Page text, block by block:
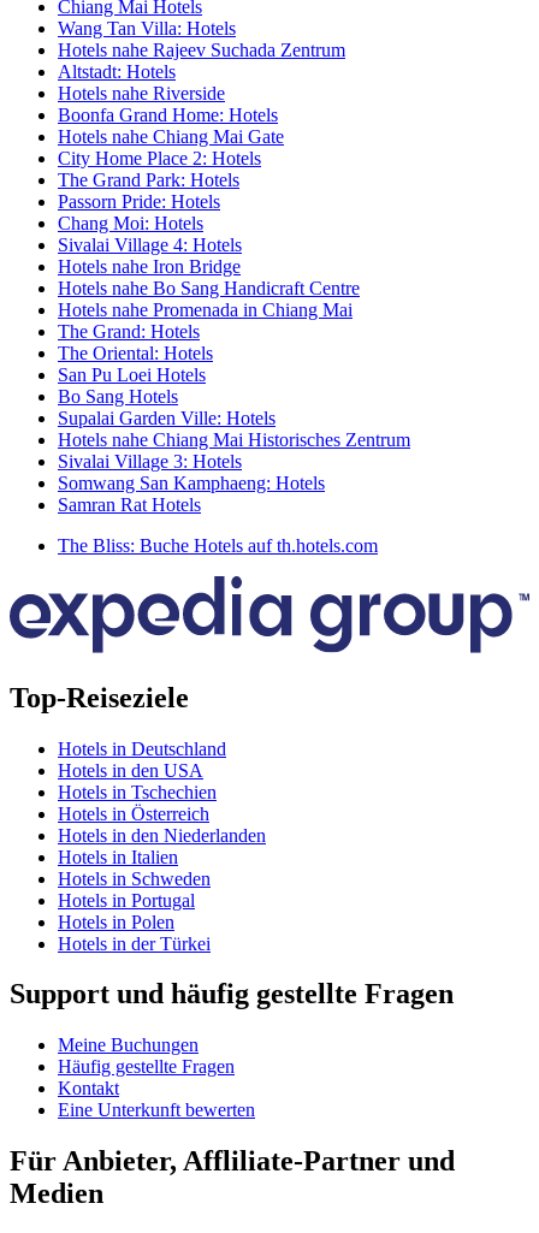
Chiang Mai Hotels
Wang Tan Villa: Hotels
Hotels nahe Rajeev Suchada Zentrum
Altstadt: Hotels
Hotels nahe Riverside
Boonfa Grand Home: Hotels
Hotels nahe Chiang Mai Gate
City Home Place 2: Hotels
The Grand Park: Hotels
Passorn Pride: Hotels
Chang Moi: Hotels
Sivalai Village 4: Hotels
Hotels nahe Iron Bridge
Hotels nahe Bo Sang Handicraft Centre
Hotels nahe Promenada in Chiang Mai
The Grand: Hotels
The Oriental: Hotels
San Pu Loei Hotels
Bo Sang Hotels
Supalai Garden Ville: Hotels
Hotels nahe Chiang Mai Historisches Zentrum
Sivalai Village 3: Hotels
Somwang San Kamphaeng: Hotels
Samran Rat Hotels
The Bliss: Buche Hotels auf th.hotels.com
Top-Reiseziele
Hotels in Deutschland
Hotels in den USA
Hotels in Tschechien
Hotels in Österreich
Hotels in den Niederlanden
Hotels in Italien
Hotels in Schweden
Hotels in Portugal
Hotels in Polen
Hotels in der Türkei
Support und häufig gestellte Fragen
Meine Buchungen
Häufig gestellte Fragen
Kontakt
Eine Unterkunft bewerten
Für Anbieter, Affliliate-Partner und
Medien